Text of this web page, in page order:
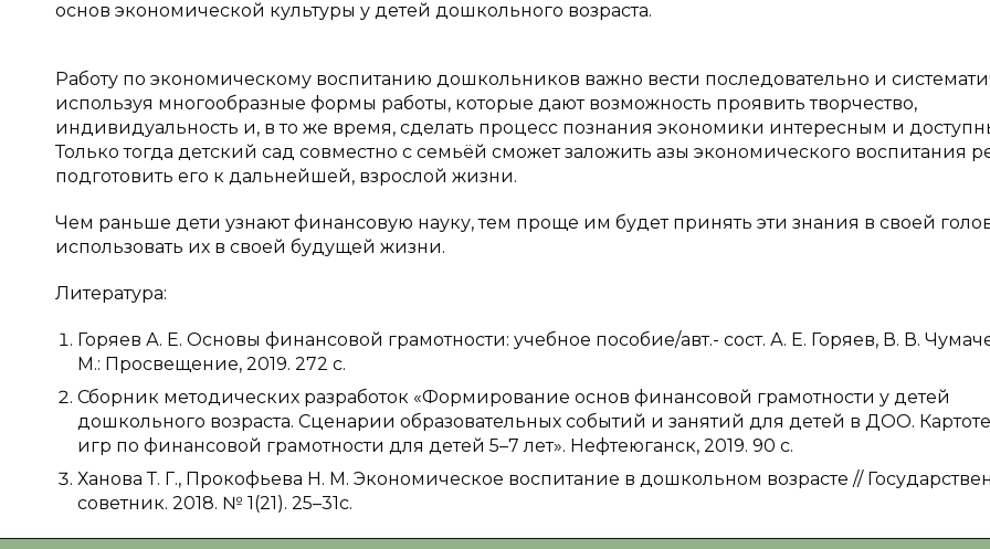
основ экономической культуры у детей дошкольного возраста.
Работу по экономическому воспитанию дошкольников важно вести последовательно и
используя многообразные формы работы, которые дают возможность проявить творчество,
индивидуальность и, в то же время, сделать процесс познания экономики интересным и
Только тогда детский сад совместно с семьёй сможет заложить азы экономического воспитания
подготовить его к дальнейшей, взрослой жизни.
Чем раньше дети узнают финансовую науку, тем проще им будет принять эти знания в своей
использовать их в своей будущей жизни.
Литература:
Горяев А. Е. Основы финансовой грамотности: учебное пособие/авт.- сост. А. Е. Горяев, В. В.
М.: Просвещение, 2019. 272 с.
Сборник методических разработок «Формирование основ финансовой грамотности у детей
дошкольного возраста. Сценарии образовательных событий и занятий для детей в ДОО.
игр по финансовой грамотности для детей 5–7 лет». Нефтеюганск, 2019. 90 с.
Ханова Т. Г., Прокофьева Н. М. Экономическое воспитание в дошкольном возрасте //
советник. 2018. № 1(21). 25–31c.